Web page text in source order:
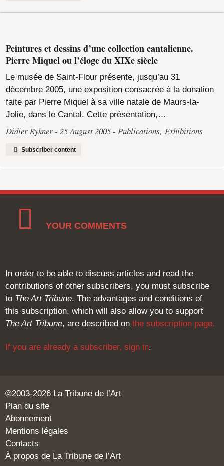
Peintures et dessins d’une collection cantalienne.
Pierre Miquel ou l’éloge du XIXe siècle
Le musée de Saint-Flour présente, jusqu’au 31
décembre 2005, une exposition consacrée à la donation
faite par Pierre Miquel à sa ville natale de Maurs-la-
Jolie, dans le Cantal. Cette présentation,…
Didier Rykner 25 August 2005 Publications,Exhibitions
Subscriber content
YOUR COMMENTS
In order to be able to discuss articles and read the
contributions of other subscribers, you must subscribe
to The Art Tribune. The advantages and conditions of
this subscription, which will also allow you to support
The Art Tribune, are described onthe subscription page.
If you are already a subscriber,sign in.
©2003-2026 La Tribune de l’Art
Plan du site
Abonnement
Mentions légales
Contacts
À propos de La Tribune de l’Art